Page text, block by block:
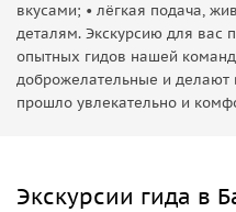
вкусами; • лёгкая подача,
деталям. Экскурсию для вас
опытных гидов нашей
доброжелательные и делают
прошло увлекательно и
Экскурсии гида в